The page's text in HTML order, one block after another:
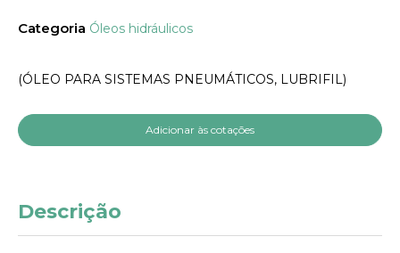
Categoria Óleos hidráulicos
(ÓLEO PARA SISTEMAS PNEUMÁTICOS, LUBRIFIL)
Adicionar às cotações
Descrição